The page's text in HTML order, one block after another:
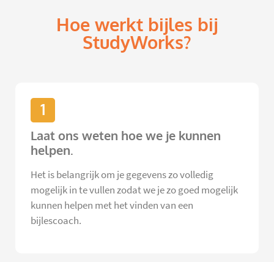
Hoe werkt bijles bij
StudyWorks?
1
Laat ons weten hoe we je kunnen
helpen.
Het is belangrijk om je gegevens zo volledig
mogelijk in te vullen zodat we je zo goed mogelijk
kunnen helpen met het vinden van een
bijlescoach.